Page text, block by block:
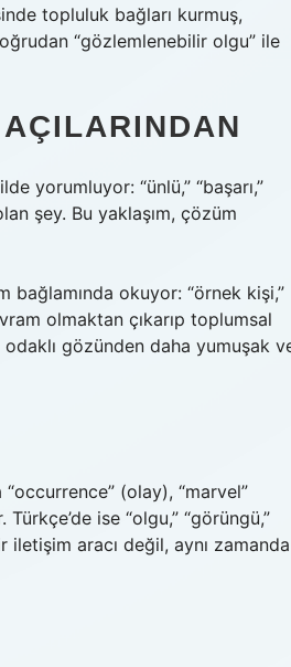
topluluk bağları kurmuş,
“gözlemlenebilir olgu” ile
yorumluyor: “ünlü,” “başarı,”
şey. Bu yaklaşım, çözüm
bağlamında okuyor: “örnek kişi,”
olmaktan çıkarıp toplumsal
gözünden daha yumuşak
“occurrence” (olay), “marvel”
ise “olgu,” “görüngü,”
iletişim aracı değil, aynı zamanda